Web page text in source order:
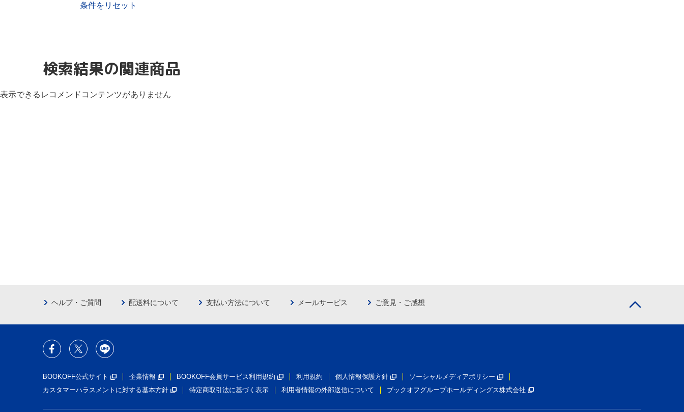
条件をリセット
検索結果の関連商品
表示できるレコメンドコンテンツがありません
ヘルプ・ご質問 配送料について 支払い方法について メールサービス ご意見・ご感想
BOOKOFF公式サイト 企業情報 BOOKOFF会員サービス利用規約 利用規約 個人情報保護方針
ソーシャルメディアポリシー
カスタマーハラスメントに対する基本方針
特定商取引法に基づく表示 利用者情報の外部送信について ブックオフグループホールディングス株式会社